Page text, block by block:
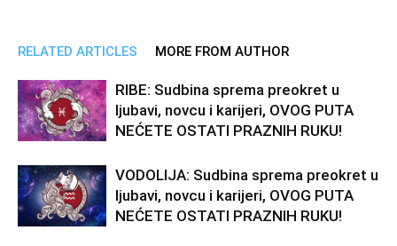
RELATED ARTICLES MORE FROM AUTHOR
RIBE: Sudbina sprema preokret u
ljubavi, novcu i karijeri, OVOG PUTA
NEĆETE OSTATI PRAZNIH RUKU!
VODOLIJA: Sudbina sprema preokret u
ljubavi, novcu i karijeri, OVOG PUTA
NEĆETE OSTATI PRAZNIH RUKU!